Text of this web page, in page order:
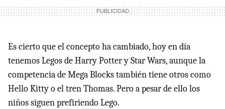
Es cierto que el concepto ha cambiado, hoy en día
tenemos Legos de Harry Potter y Star Wars, aunque la
competencia de Mega Blocks también tiene otros como
Hello Kitty o el tren Thomas. Pero a pesar de ello los
niños siguen prefiriendo Lego.